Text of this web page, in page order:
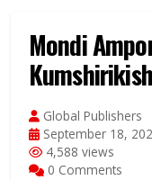
Mondi
Global Publishers
September 18,
4,588 views
0 Comments